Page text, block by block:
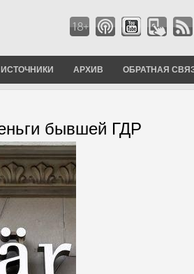
ИСТОЧНИКИ АРХИВ ОБРАТНАЯ
бывшей ГДР